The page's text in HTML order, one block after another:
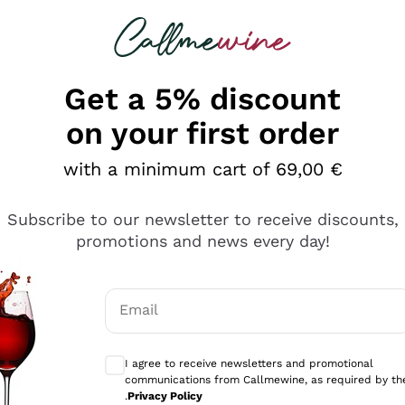
looking for
diversi e con un ampio range di prezzo. Le
Get a 5% discount
on your first order
with a minimum cart of 69,00 €
Subscribe to our newsletter to receive discounts,
promotions and news every day!
Email
I agree to receive newsletters and promotional
communications from Callmewine, as required by
.Privacy Policy